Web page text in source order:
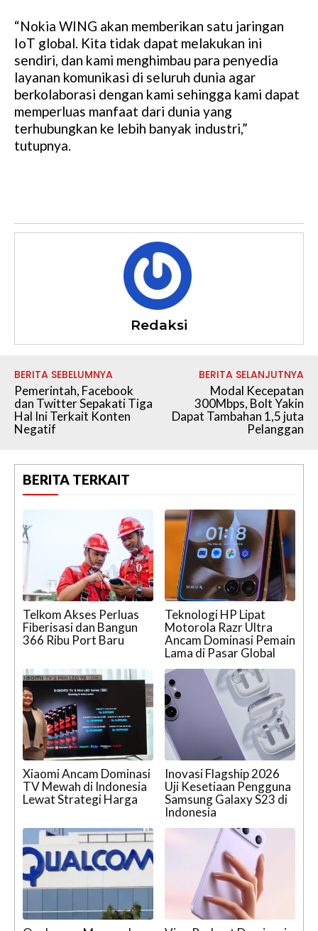
“Nokia WING akan memberikan satu jaringan
IoT global. Kita tidak dapat melakukan ini
sendiri, dan kami menghimbau para penyedia
layanan komunikasi di seluruh dunia agar
berkolaborasi dengan kami sehingga kami dapat
memperluas manfaat dari dunia yang
terhubungkan ke lebih banyak industri,”
tutupnya.
Redaksi
BERITA SEBELUMNYA
Pemerintah, Facebook
dan Twitter Sepakati Tiga
Hal Ini Terkait Konten
Negatif
BERITA SELANJUTNYA
Modal Kecepatan
300Mbps, Bolt Yakin
Dapat Tambahan 1,5 juta
Pelanggan
BERITA TERKAIT
Telkom Akses Perluas
Fiberisasi dan Bangun
366 Ribu Port Baru
Teknologi HP Lipat
Motorola Razr Ultra
Ancam Dominasi Pemain
Lama di Pasar Global
Xiaomi Ancam Dominasi
TV Mewah di Indonesia
Lewat Strategi Harga
Inovasi Flagship 2026
Uji Kesetiaan Pengguna
Samsung Galaxy S23 di
Indonesia